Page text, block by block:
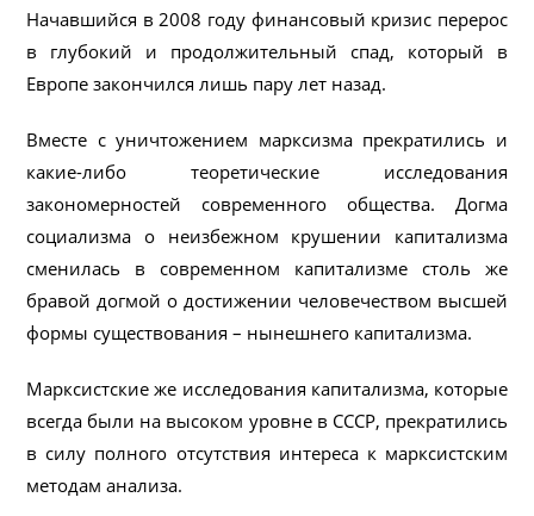
Начавшийся в 2008 году финансовый кризис перерос
в глубокий и продолжительный спад, который в
Европе закончился лишь пару лет назад.
Вместе с уничтожением марксизма прекратились и
какие-либо теоретические исследования
закономерностей современного общества. Догма
социализма о неизбежном крушении капитализма
сменилась в современном капитализме столь же
бравой догмой о достижении человечеством высшей
формы существования – нынешнего капитализма.
Марксистские же исследования капитализма, которые
всегда были на высоком уровне в СССР, прекратились
в силу полного отсутствия интереса к марксистским
методам анализа.